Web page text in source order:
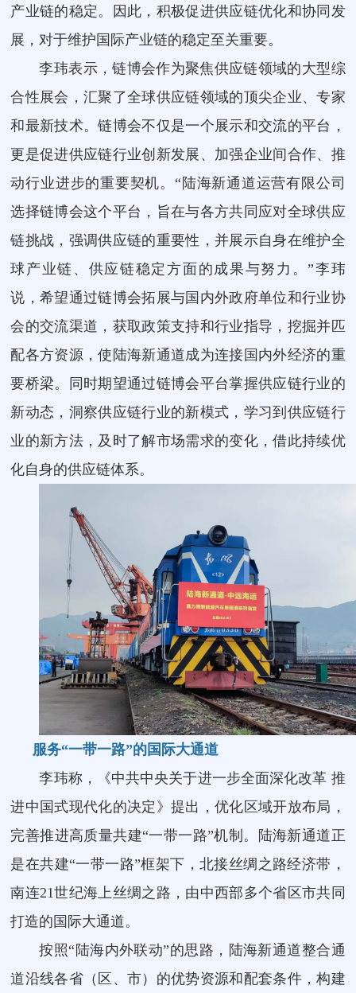
产业链的稳定。因此，积极促进供应链优化和协同发
展，对于维护国际产业链的稳定至关重要。
李玮表示，链博会作为聚焦供应链领域的大型综
合性展会，汇聚了全球供应链领域的顶尖企业、专家
和最新技术。链博会不仅是一个展示和交流的平台，
更是促进供应链行业创新发展、加强企业间合作、推
动行业进步的重要契机。“陆海新通道运营有限公司
选择链博会这个平台，旨在与各方共同应对全球供应
链挑战，强调供应链的重要性，并展示自身在维护全
球产业链、供应链稳定方面的成果与努力。”李玮
说，希望通过链博会拓展与国内外政府单位和行业协
会的交流渠道，获取政策支持和行业指导，挖掘并匹
配各方资源，使陆海新通道成为连接国内外经济的重
要桥梁。同时期望通过链博会平台掌握供应链行业的
新动态，洞察供应链行业的新模式，学习到供应链行
业的新方法，及时了解市场需求的变化，借此持续优
化自身的供应链体系。
服务“一带一路”的国际大通道
李玮称，《中共中央关于进一步全面深化改革 推
进中国式现代化的决定》提出，优化区域开放布局，
完善推进高质量共建“一带一路”机制。陆海新通道正
是在共建“一带一路”框架下，北接丝绸之路经济带，
南连21世纪海上丝绸之路，由中西部多个省区市共同
打造的国际大通道。
按照“陆海内外联动”的思路，陆海新通道整合通
道沿线各省（区、市）的优势资源和配套条件，构建